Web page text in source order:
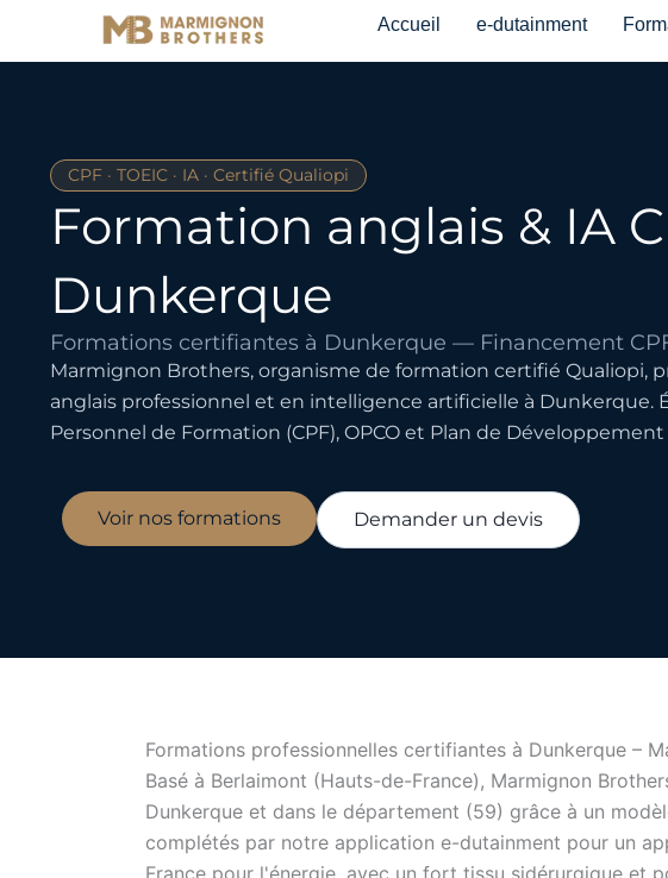
Accueil e-dutainment
CPF · TOEIC · IA · Certifié Qualiopi
Formation anglais & IA
Dunkerque
Formations certifiantes à Dunkerque — Financement
Marmignon Brothers, organisme de formation certifié Qualiopi,
anglais professionnel et en intelligence artificielle à Dunkerque.
Personnel de Formation (CPF), OPCO et Plan de
Voir nos formations Demander un devis
Formations professionnelles certifiantes à Dunkerque –
Basé à Berlaimont (Hauts-de-France), Marmignon
Dunkerque et dans le département (59) grâce à un
complétés par notre application e-dutainment pour un
France pour l'énergie, avec un fort tissu sidérurgique et